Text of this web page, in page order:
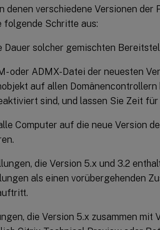
denen verschiedene Versionen der
folgende Schritte aus:
Dauer solcher gemischten
oder ADMX-Datei der neuesten
auf allen Domänencontrollern
sind, und lassen Sie Zeit
Computer auf die neue Version
die Version 5.x und 3.2
als einen vorübergehenden
die Version 5.x zusammen mit